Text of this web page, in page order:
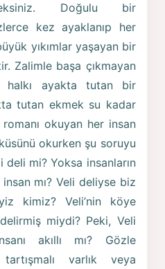
Doğulu bir
kez ayaklanıp her
yıkımlar yaşayan bir
Zalimle başa çıkmayan
halkı ayakta tutan bir
tutan ekmek su kadar
okuyan her insan
okurken şu soruyu
mi? Yoksa insanların
mı? Veli deliyse biz
kimiz? Veli’nin köye
miydi? Peki, Veli
akıllı mı? Gözle
varlık veya